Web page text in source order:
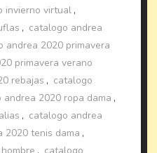
invierno virtual ,
, catalogo andrea
andrea 2020 primavera
primavera verano
rebajas , catalogo
andrea 2020 ropa dama ,
, catalogo andrea
2020 tenis dama ,